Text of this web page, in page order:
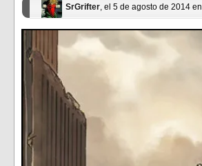
SrGrifter, el 5 de agosto de 2014 en